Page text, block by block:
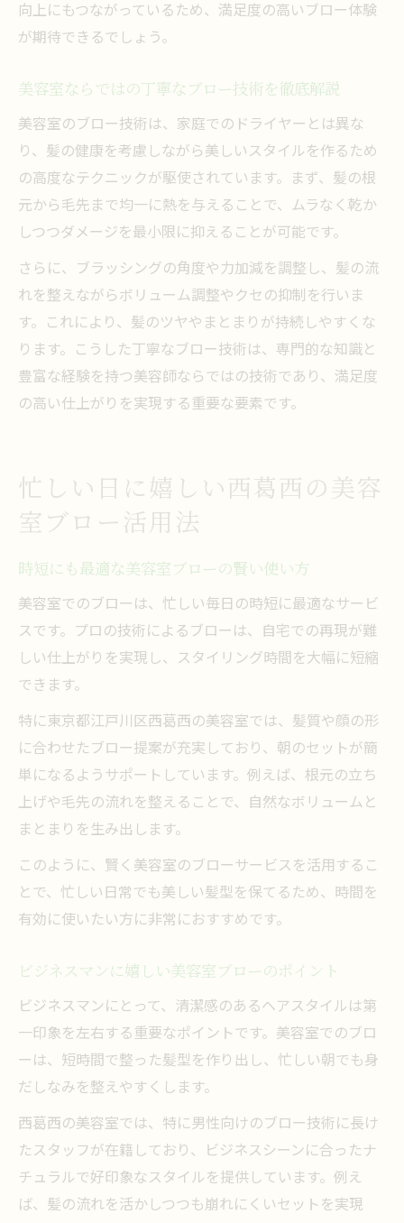
向上にもつながっているため、満足度の高いブロー体験
が期待できるでしょう。
美容室ならではの丁寧なブロー技術を徹底解説
美容室のブロー技術は、家庭でのドライヤーとは異な
り、髪の健康を考慮しながら美しいスタイルを作るため
の高度なテクニックが駆使されています。まず、髪の根
元から毛先まで均一に熱を与えることで、ムラなく乾か
しつつダメージを最小限に抑えることが可能です。
さらに、ブラッシングの角度や力加減を調整し、髪の流
れを整えながらボリューム調整やクセの抑制を行いま
す。これにより、髪のツヤやまとまりが持続しやすくな
ります。こうした丁寧なブロー技術は、専門的な知識と
豊富な経験を持つ美容師ならではの技術であり、満足度
の高い仕上がりを実現する重要な要素です。
忙しい日に嬉しい西葛西の美容
室ブロー活用法
時短にも最適な美容室ブローの賢い使い方
美容室でのブローは、忙しい毎日の時短に最適なサービ
スです。プロの技術によるブローは、自宅での再現が難
しい仕上がりを実現し、スタイリング時間を大幅に短縮
できます。
特に東京都江戸川区西葛西の美容室では、髪質や顔の形
に合わせたブロー提案が充実しており、朝のセットが簡
単になるようサポートしています。例えば、根元の立ち
上げや毛先の流れを整えることで、自然なボリュームと
まとまりを生み出します。
このように、賢く美容室のブローサービスを活用するこ
とで、忙しい日常でも美しい髪型を保てるため、時間を
有効に使いたい方に非常におすすめです。
ビジネスマンに嬉しい美容室ブローのポイント
ビジネスマンにとって、清潔感のあるヘアスタイルは第
一印象を左右する重要なポイントです。美容室でのブロ
ーは、短時間で整った髪型を作り出し、忙しい朝でも身
だしなみを整えやすくします。
西葛西の美容室では、特に男性向けのブロー技術に長け
たスタッフが在籍しており、ビジネスシーンに合ったナ
チュラルで好印象なスタイルを提供しています。例え
ば、髪の流れを活かしつつも崩れにくいセットを実現